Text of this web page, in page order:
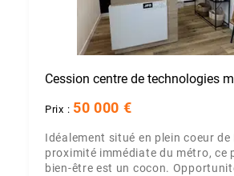
Cession centre de technologies
Prix : 50 000 €
Idéalement situé en plein coeur de
proximité immédiate du métro, ce
bien-être est un cocon.